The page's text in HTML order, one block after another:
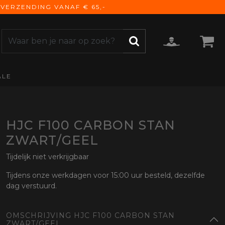
VANAF € 65,-
HJC F100 CARBON STAN
ZWART/GEEL
Tijdelijk niet verkrijgbaar
Tijdens onze werkdagen voor 15:00 uur besteld, dezelfde
dag verstuurd.
OMSCHRIJVING HJC F100 CARBON STAN